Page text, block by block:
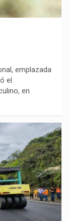
emplazada
el
en